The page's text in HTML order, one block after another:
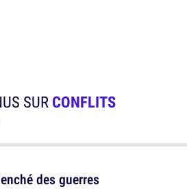
SURCONFLITS
des guerres